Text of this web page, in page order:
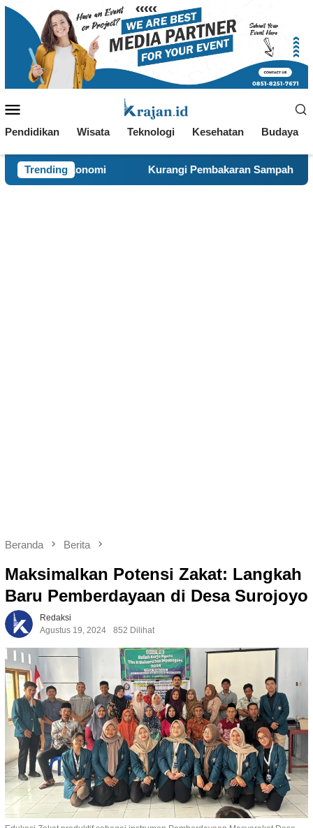
Loncat
Mobile
Pendidikan Wisata Teknologi Kesehatan Budaya
Trending
Kurangi Pembakaran Sampah Terbuka, KKN 120 dan
Beranda Berita
Maksimalkan Potensi Zakat: Langkah
Baru Pemberdayaan di Desa Surojoyo
Redaksi
Agustus 19, 2024
852 Dilihat